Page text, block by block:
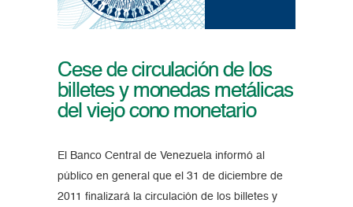
Cese de circulación de los
billetes y monedas metálicas
del viejo cono monetario
El Banco Central de Venezuela informó al
público en general que el 31 de diciembre de
2011 finalizará la circulación de los billetes y